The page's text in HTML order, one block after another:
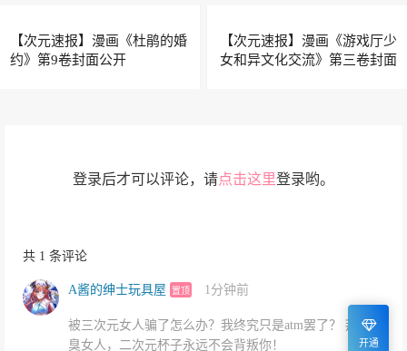
【次元速报】漫画《杜鹃的婚
约》第9卷封面公开
【次元速报】漫画《游戏厅少
女和异文化交流》第三卷封面
登录后才可以评论，请点击这里登录哟。
共 1 条评论
A酱的绅士玩具屋 置顶 1分钟前
被三次元女人骗了怎么办？我终究只是atm罢了？ 拜拜
臭女人，二次元杯子永远不会背叛你！
开通